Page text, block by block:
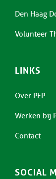
Den Haag
Volunteer
LINKS
Over PEP
Werken bij
Contact
SOCIAL